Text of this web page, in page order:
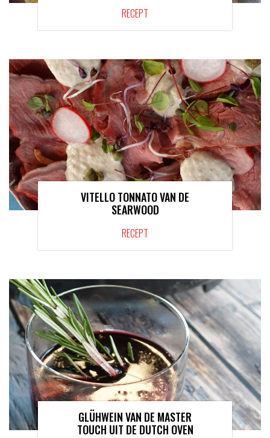
RECEPT
VITELLO TONNATO VAN DE
SEARWOOD
RECEPT
GLÜHWEIN VAN DE MASTER
TOUCH UIT DE DUTCH OVEN